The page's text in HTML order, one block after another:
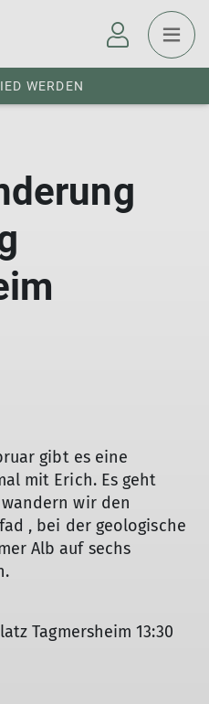
WERDEN
gibt es eine
mit Erich. Es geht
wir den
, bei der geologische
Alb auf sechs
Tagmersheim 13:30